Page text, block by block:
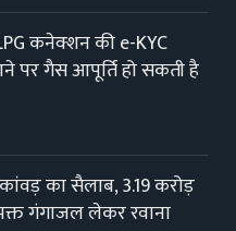
कनेक्शन की e-KYC
पर गैस आपूर्ति हो सकती है
कांवड़ का सैलाब, 3.19 करोड़
गंगाजल लेकर रवाना